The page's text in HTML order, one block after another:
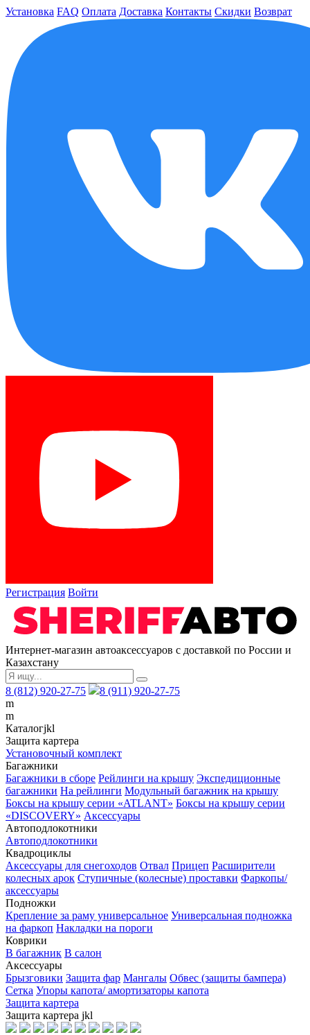
Установка FAQ Оплата Доставка Контакты Скидки Возврат
Регистрация Войти
Интернет-магазин автоаксессуаров с доставкой по России и
Казахстану
8 (812) 920-27-75
8 (911) 920-27-75
m
m
Каталогjkl
Защита картера
Установочный комплект
Багажники
Багажники в сборе Рейлинги на крышу Экспедиционные
багажники На рейлинги Модульный багажник на крышу
Боксы на крышу серии «ATLANT» Боксы на крышу серии
«DISCOVERY» Аксессуары
Автоподлокотники
Автоподлокотники
Квадроциклы
Аксессуары для снегоходов Отвал Прицеп Расширители
колесных арок Ступичные (колесные) проставки Фаркопы/
аксессуары
Подножки
Крепление за раму универсальное Универсальная подножка
на фаркоп Накладки на пороги
Коврики
В багажник В салон
Аксессуары
Брызговики Защита фар Мангалы Обвес (защиты бампера)
Сетка Упоры капота/ амортизаторы капота
Защита картера
Защита картера jkl